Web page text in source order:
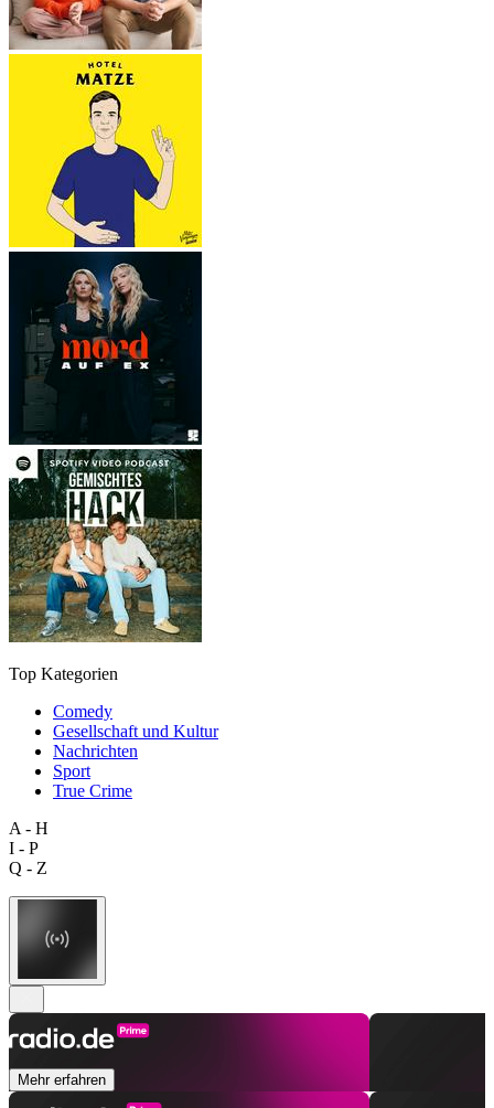
Top Kategorien
Comedy
Gesellschaft und Kultur
Nachrichten
Sport
True Crime
A - H
I - P
Q - Z
Mehr erfahren